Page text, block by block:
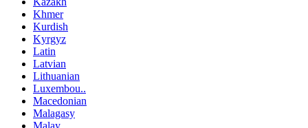
Khmer
Kurdish
Kyrgyz
Latin
Latvian
Lithuanian
Luxembou..
Macedonian
Malagasy
Malay